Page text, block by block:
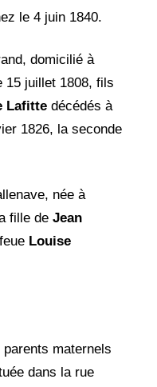
le 4 juin 1840.
domicilié à
15 juillet 1808, fils
Lafitte décédés à
1826, la seconde
née à
fille de Jean
Louise
maternels
dans la rue